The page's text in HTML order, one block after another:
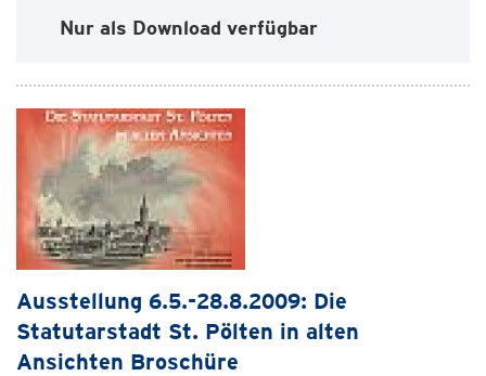
Nur als Download verfügbar
Ausstellung 6.5.-28.8.2009: Die
Statutarstadt St. Pölten in alten
Ansichten Broschüre